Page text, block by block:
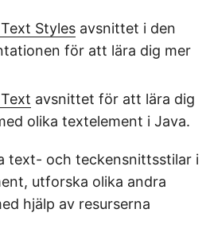
Styles avsnittet i den
för att lära dig mer
avsnittet för att lära dig
olika textelement i Java.
text- och teckensnittsstilar i
utforska olika andra
hjälp av resurserna